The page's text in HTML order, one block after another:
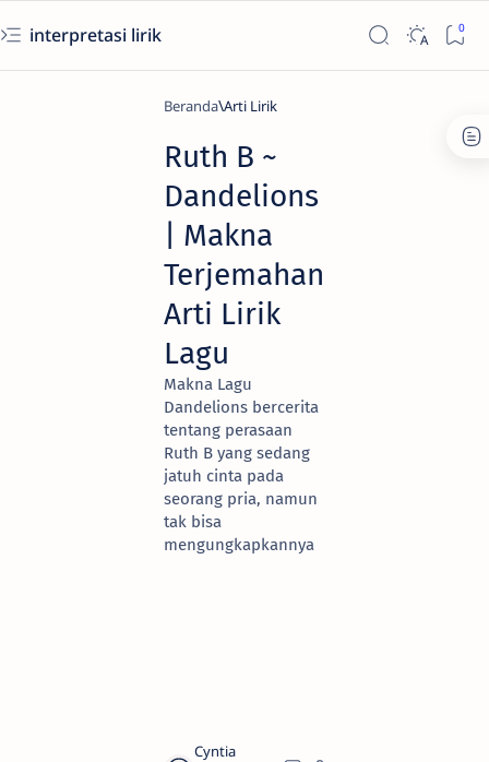
interpretasi lirik
Beranda Arti Lirik
Ruth B ~ ​
Dandelions
| Makna
Terjemahan
Arti Lirik
Lagu
Makna Lagu
Dandelions bercerita
tentang perasaan
Ruth B yang sedang
jatuh cinta pada
seorang pria, namun
tak bisa
mengungkapkannya